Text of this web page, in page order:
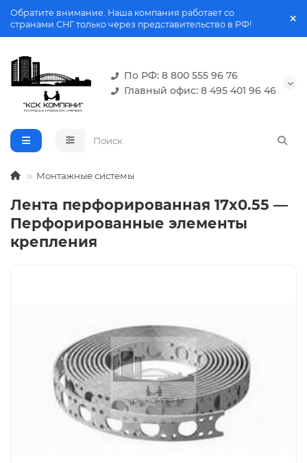
Обратите внимание. Наша компания работает со
странами СНГ только через представительство в РФ!
По РФ: 8 800 555 96 76
Главный офис: 8 495 401 96 46
Монтажные системы
Лента перфорированная 17x0.55 —
Перфорированные элементы
крепления